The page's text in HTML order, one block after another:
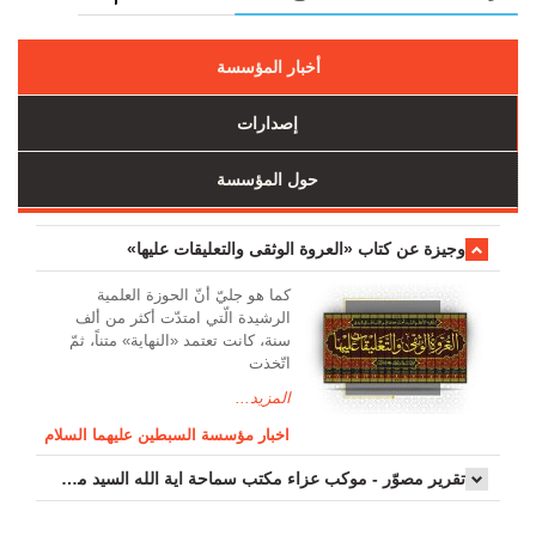
أخبار المؤسسة
إصدارات
حول المؤسسة
وجیزة عن کتاب «العروة الوثقی والتعلیقات علیها»
کما هو جليّ أنّ الحوزة العلمیة
الرشیدة الّتي امتدّت أكثر من ألف
سنة، كانت تعتمد «النهاية» متناً، ثمّ
اتّخذت
المزيد...
اخبار مؤسسة السبطين عليهما السلام
تقرير مصوّر - موكب عزاء مکتب سماحة اية الله السيد مرتضى الموسوي الاصفهاني في يوم إستشهاد السيدة فاطم...